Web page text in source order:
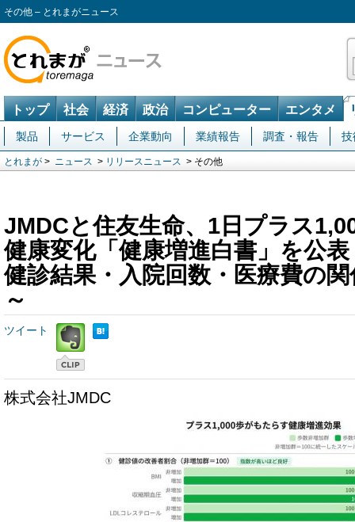
その他 – とれまがニュース
トップ 社会 経済 政治 コンピューター エンタメ
製品 サービス 企業動向 業績報告 調査・報告 技
とれまが > ニュース > リリースニュース > その他
JMDCと住友生命、1日プラス
健康変化「健康増進白書」を公
健診結果・入院回数・医療費の
～
ツイート
株式会社JMDC